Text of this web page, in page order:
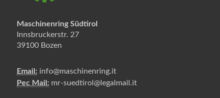
Maschinenring Südtirol
Innsbruckerstr. 27
39100 Bozen
Email: info@maschinenring.it
Pec Mail: mr-suedtirol@legalmail.it